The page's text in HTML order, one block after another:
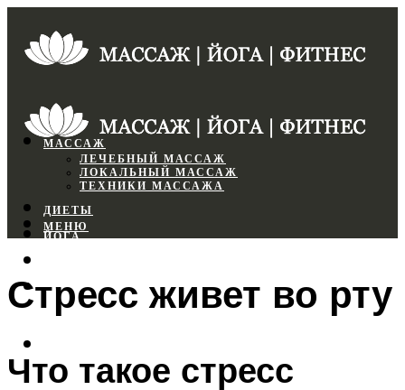
МАССАЖ
ЛЕЧЕБНЫЙ МАССАЖ
ЛОКАЛЬНЫЙ МАССАЖ
ТЕХНИКИ МАССАЖА
ДИЕТЫ
ЙОГА
ФИТНЕС
МЕНЮ
Стресс живет во рту
Что такое стресс